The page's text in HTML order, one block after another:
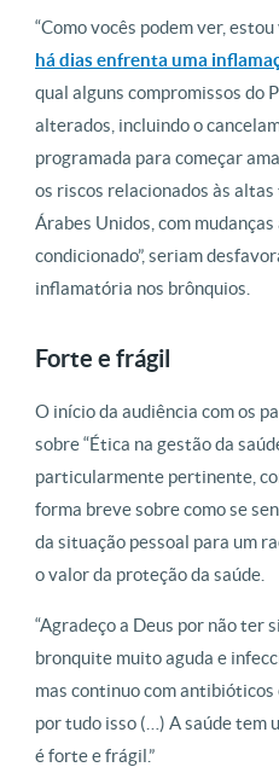
“Como vocês podem ver, estou
há dias enfrenta uma
qual alguns compromissos do
alterados, incluindo o
programada para começar
os riscos relacionados às
Árabes Unidos, com
condicionado”, seriam
inflamatória nos brônquios.
Forte e frágil
O início da audiência com os
sobre “Ética na gestão da
particularmente pertinente,
forma breve sobre como se
da situação pessoal para um
o valor da proteção da saúde.
“Agradeço a Deus por não ter
bronquite muito aguda e
mas continuo com
por tudo isso (…) A saúde tem
é forte e frágil.”